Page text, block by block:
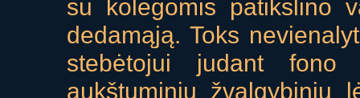
su kolegomis patikslino
dedamąją. Toks
stebėtojui judant fono
aukštuminiu žvalgybiniu